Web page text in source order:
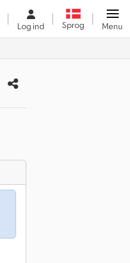
Log ind Sprog Menu